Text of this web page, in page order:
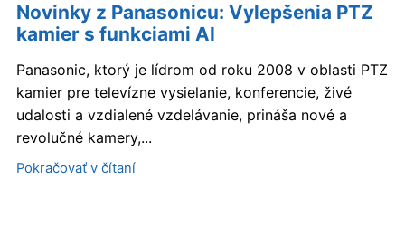
Novinky z Panasonicu: Vylepšenia PTZ
kamier s funkciami AI
Panasonic, ktorý je lídrom od roku 2008 v oblasti PTZ
kamier pre televízne vysielanie, konferencie, živé
udalosti a vzdialené vzdelávanie, prináša nové a
revolučné kamery,...
Pokračovať v čítaní